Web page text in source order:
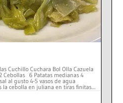
Cuchillo Cuchara Bol Olla Cazuela
Cebollas 6 Patatas medianas 4
al gusto 4-5 vasos de agua
la cebolla en juliana en tiras finitas....